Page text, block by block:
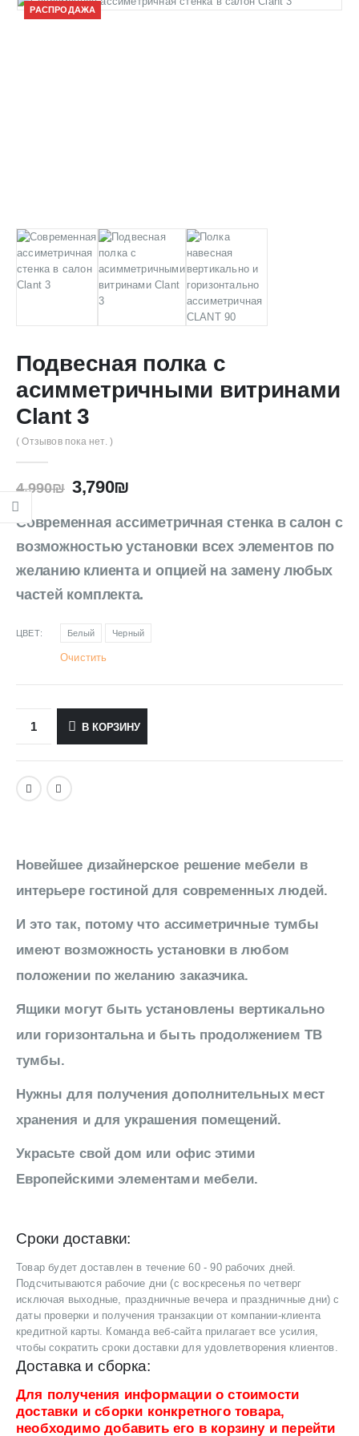
РАСПРОДАЖА
Подвесная полка с
асимметричными витринами
Clant 3
( Отзывов пока нет. )
4,990₪ 3,790₪
Современная ассиметричная стенка в салон с
возможностью установки всех элементов по
желанию клиента и опцией на замену любых
частей комплекта.
ЦВЕТ Белый Черный
Очистить
В КОРЗИНУ
Новейшее дизайнерское решение мебели в
интерьере гостиной для современных людей.
И это так, потому что ассиметричные тумбы
имеют возможность установки в любом
положении по желанию заказчика.
Ящики могут быть установлены вертикально
или горизонтальна и быть продолжением ТВ
тумбы.
Нужны для получения дополнительных мест
хранения и для украшения помещений.
Украсьте свой дом или офис этими
Европейскими элементами мебели.
Сроки доставки:
Товар будет доставлен в течение 60 - 90 рабочих дней.
Подсчитываются рабочие дни (с воскресенья по четверг
исключая выходные, праздничные вечера и праздничные дни) с
даты проверки и получения транзакции от компании-клиента
кредитной карты. Команда веб-сайта прилагает все усилия,
чтобы сократить сроки доставки для удовлетворения клиентов.
Доставка и сборка:
Для получения информации о стоимости
доставки и сборки конкретного товара,
необходимо добавить его в корзину и перейти